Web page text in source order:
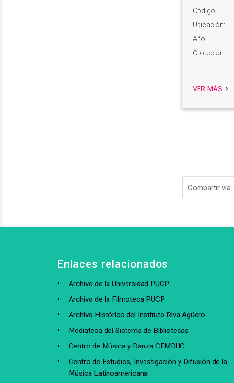
Código:
Ubicación:
Año:
Colección:
VER MÁS
Compartir vía
Enlaces relacionados
Archivo de la Universidad PUCP
Archivo de la Filmoteca PUCP
Archivo Histórico del Instituto Riva Agüero
Mediateca del Sistema de Bibliotecas
Centro de Música y Danza CEMDUC
Centro de Estudios, Investigación y Difusión de la
Música Latinoamericana